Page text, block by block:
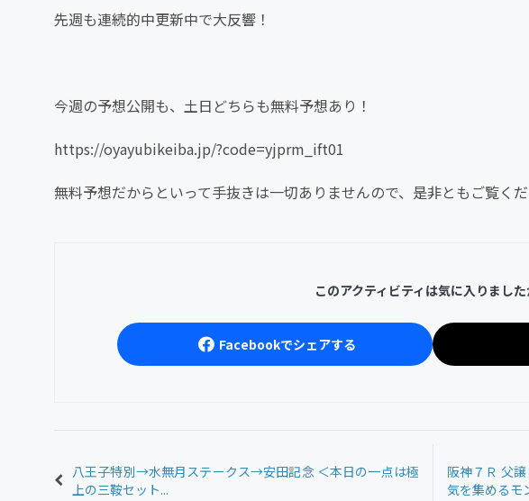
先週も連続的中更新中で大反響！
今週の予想公開も、土日どちらも無料予想あり！
https://oyayubikeiba.jp/?code=yjprm_ift01
無料予想だからといって手抜きは一切ありませんので、是非ともご覧くだ
このアクティビティは気に入りました
Facebookでシェアする
八王子特別→水無月ステークス→安田記念 ＜本日の一点は極
上の三鞍セット...
阪神７Ｒ 父
気を集めるモ